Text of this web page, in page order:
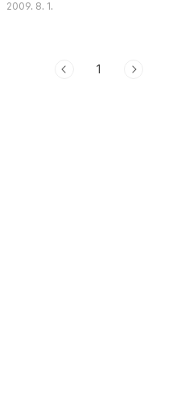
앞으로 시험가동 중인 분수.. 아직 정식 개방
2009. 8. 1.
1